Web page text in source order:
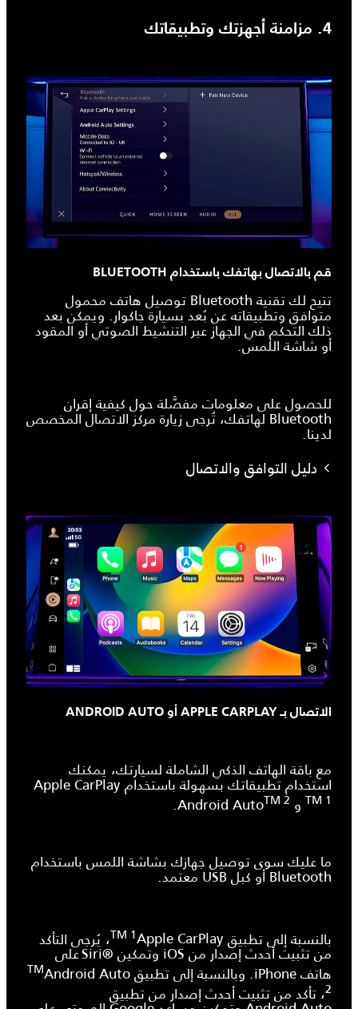
4. مزامنة أجهزتك وتطبيقاتك
قم بالاتصال بهاتفك باستخدام BLUETOOTH
تتيح لك تقنية Bluetooth توصيل هاتف محمول
متوافق وتطبيقاته عن بُعد بسيارة جاكوار. ويمكن بعد
ذلك التحكم في الجهاز عبر التنشيط الصوتي أو المقود
أو شاشة اللمس.
للحصول على معلومات مفصَّلة حول كيفية إقران
Bluetooth لهاتفك، تُرجى زيارة مركز الاتصال المخصص
لدينا.
دليل التوافق والاتصال
الاتصال بـ APPLE CARPLAY أو ANDROID AUTO
مع باقة الهاتف الذكي الشاملة لسيارتك، يمكنك
استخدام تطبيقاتك بسهولة باستخدام Apple CarPlay
TM 1 و Android Auto TM 2
.
ما عليك سوى توصيل جهازك بشاشة اللمس باستخدام
Bluetooth أو كبل USB معتمد.
بالنسبة إلى تطبيق Apple CarPlay
TM 1، يُرجى التأكد
من تثبيت أحدث إصدار من iOS وتمكين Siri®‎ على
هاتف iPhone. وبالنسبة إلى تطبيق
Android Auto
TM
2، تأكد من تثبيت أحدث إصدار من تطبيق